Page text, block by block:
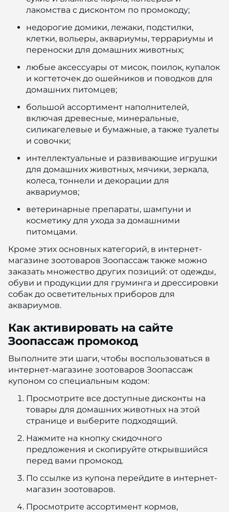
лакомства с дисконтом по промокоду;
недорогие домики, лежаки, подстилки,
клетки, вольеры, аквариумы, террариумы и
переноски для домашних животных;
любые аксессуары от мисок, поилок, купалок
и когтеточек до ошейников и поводков для
домашних питомцев;
большой ассортимент наполнителей,
включая древесные, минеральные,
силикагелевые и бумажные, а также туалеты
и совочки;
интеллектуальные и развивающие игрушки
для домашних животных, мячики, зеркала,
колеса, тоннели и декорации для
аквариумов;
ветеринарные препараты, шампуни и
косметику для ухода за домашними
питомцами.
Кроме этих основных категорий, в интернет-
магазине зоотоваров Зоопассаж также можно
заказать множество других позиций: от одежды,
обуви и продукции для груминга и дрессировки
собак до осветительных приборов для
аквариумов.
Как активировать на сайте
Зоопассаж промокод
Выполните эти шаги, чтобы воспользоваться в
интернет-магазине зоотоваров Зоопассаж
купоном со специальным кодом:
Просмотрите все доступные дисконты на
товары для домашних животных на этой
странице и выберите подходящий.
Нажмите на кнопку скидочного
предложения и скопируйте открывшийся
перед вами промокод.
По ссылке из купона перейдите в интернет-
магазин зоотоваров.
Просмотрите ассортимент кормов,